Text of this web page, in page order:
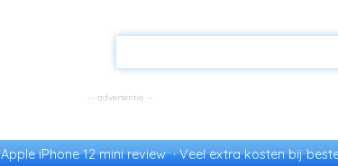
Apple iPhone 12 mini review Veel extra kosten bij